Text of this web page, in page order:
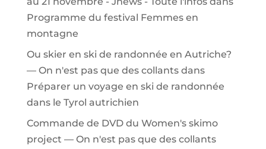
Programme du festival Femmes en
montagne
Ou skier en ski de randonnée en Autriche?
— On n'est pas que des collantsdans
Préparer un voyage en ski de randonnée
dans le Tyrol autrichien
Commande de DVD du Women's skimo
project — On n'est pas que des collants